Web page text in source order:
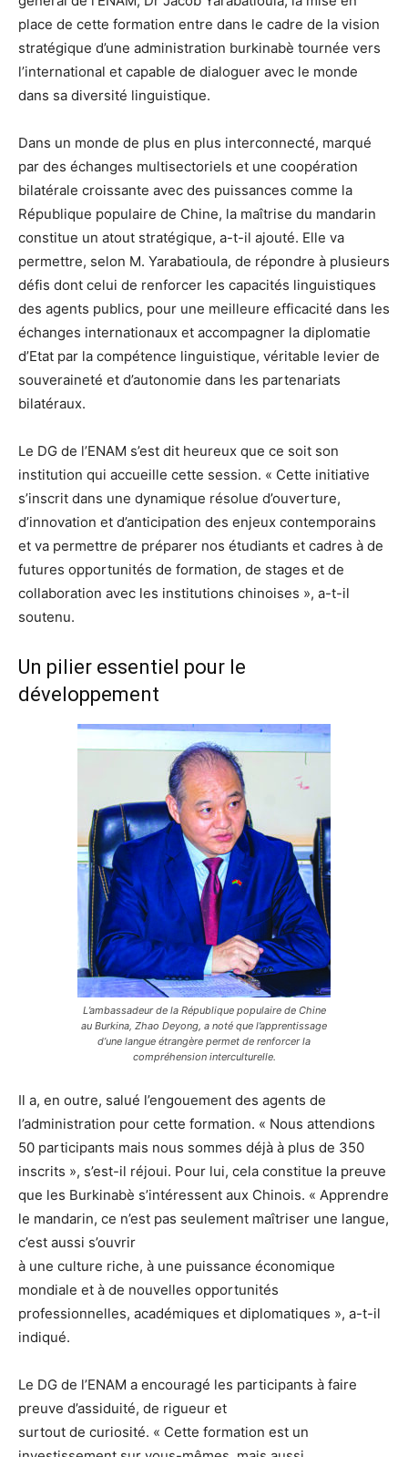
place de cette formation entre dans le cadre de la vision
stratégique d’une administration burkinabè tournée vers
l’international et capable de dialoguer avec le monde
dans sa diversité linguistique.
Dans un monde de plus en plus interconnecté, marqué
par des échanges multisectoriels et une coopération
bilatérale croissante avec des puissances comme la
République populaire de Chine, la maîtrise du mandarin
constitue un atout stratégique, a-t-il ajouté. Elle va
permettre, selon M. Yarabatioula, de répondre à plusieurs
défis dont celui de renforcer les capacités linguistiques
des agents publics, pour une meilleure efficacité dans les
échanges internationaux et accompagner la diplomatie
d’Etat par la compétence linguistique, véritable levier de
souveraineté et d’autonomie dans les partenariats
bilatéraux.
Le DG de l’ENAM s’est dit heureux que ce soit son
institution qui accueille cette session. « Cette initiative
s’inscrit dans une dynamique résolue d’ouverture,
d’innovation et d’anticipation des enjeux contemporains
et va permettre de préparer nos étudiants et cadres à de
futures opportunités de formation, de stages et de
collaboration avec les institutions chinoises », a-t-il
soutenu.
Un pilier essentiel pour le
développement
L’ambassadeur de la République populaire de Chine
au Burkina, Zhao Deyong, a noté que l’apprentissage
d’une langue étrangère permet de renforcer la
compréhension interculturelle.
Il a, en outre, salué l’engouement des agents de
l’administration pour cette formation. « Nous attendions
50 participants mais nous sommes déjà à plus de 350
inscrits », s’est-il réjoui. Pour lui, cela constitue la preuve
que les Burkinabè s’intéressent aux Chinois. « Apprendre
le mandarin, ce n’est pas seulement maîtriser une langue,
c’est aussi s’ouvrir
à une culture riche, à une puissance économique
mondiale et à de nouvelles opportunités
professionnelles, académiques et diplomatiques », a-t-il
indiqué.
Le DG de l’ENAM a encouragé les participants à faire
preuve d’assiduité, de rigueur et
surtout de curiosité. « Cette formation est un